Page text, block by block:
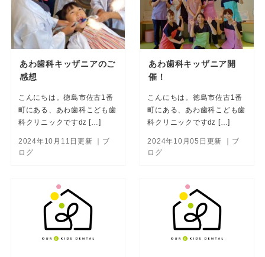
あわ歯科キッザニアのご
感想
こんにちは。徳島市佐古1番
町にある、あわ歯科こども歯
科クリニックですǳ […]
2024年10月11日更新
｜ブ
ログ
あわ歯科キッザニア開
催！
こんにちは。徳島市佐古1番
町にある、あわ歯科こども歯
科クリニックですǳ […]
2024年10月05日更新
｜ブ
ログ